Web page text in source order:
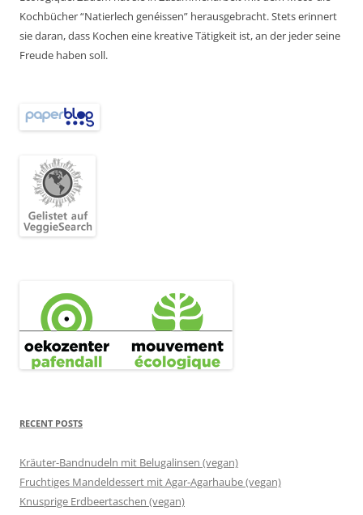
Kochbücher “Natierlech genéissen” herausgebracht. Stets erinnert
sie daran, dass Kochen eine kreative Tätigkeit ist, an der jeder seine
Freude haben soll.
RECENT POSTS
Kräuter-Bandnudeln mit Belugalinsen (vegan)
Fruchtiges Mandeldessert mit Agar-Agarhaube (vegan)
Knusprige Erdbeertaschen (vegan)